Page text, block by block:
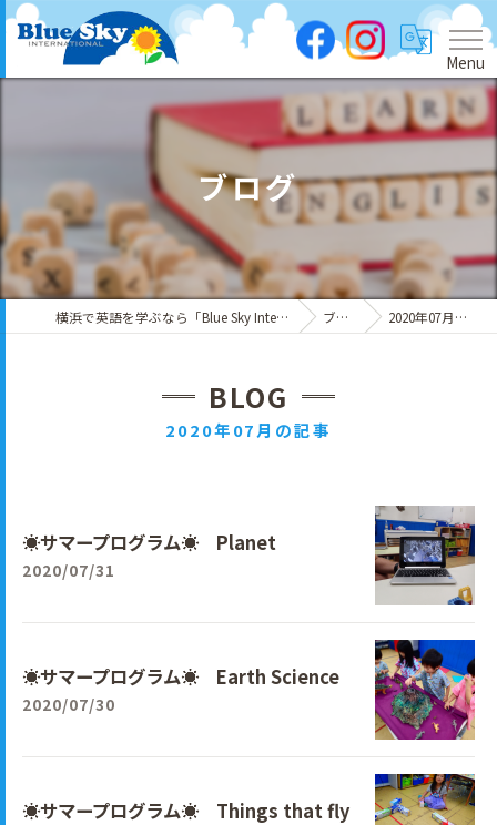
Menu
ブログ
横浜で英語を学ぶなら「Blue Sky International」 ブログ 2020年07月の記事
BLOG
2020年07月の記事
☀サマープログラム☀ Planet
2020/07/31
☀サマープログラム☀ Earth Science
2020/07/30
☀サマープログラム☀ Things that fly